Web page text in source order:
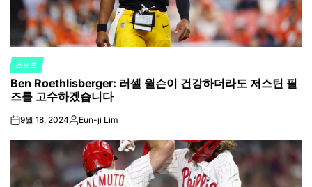
POSTED
IN
스포츠
Ben Roethlisberger: 러셀 윌슨이 건강하더라도 저스틴 필
즈를 고수하겠습니다
on9월 18, 2024Posted
Eun-ji Lim